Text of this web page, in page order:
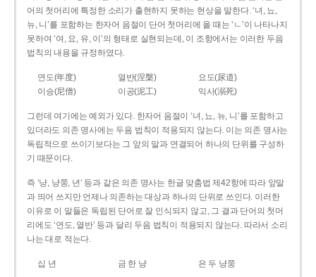
어의 첫머리에 특정한 소리가 출현하지 못하는 현상을 말한다. ‘녀, 뇨,
뉴, 니’를 포함하는 한자어 음절이 단어 첫머리에 올 때는 ‘ㄴ’이 나타나지
못하여 ‘여, 요, 유, 이’의 형태로 실현되는데, 이 조항에서는 이러한 두음
법칙의 내용을 규정하였다.
연도(年度) 열반(涅槃)
요도(尿道)
이승(尼僧)
이공(泥工) 익사(溺死)
그런데 여기에는 예외가 있다. 한자어 음절이 ‘녀, 뇨, 뉴, 니’를 포함하고
있더라도 의존 명사에는 두음 법칙이 적용되지 않는다. 이는 의존 명사는
독립적으로 쓰이기보다는 그 앞의 말과 연결되어 하나의 단위를 구성하
기 때문이다.
즉 ‘냥, 냥쭝, 년’ 등과 같은 의존 명사는 한글 맞춤법 제42항에 따라 앞말
과 띄어 쓰지만 언제나 의존하는 대상과 하나의 단위로 쓰인다. 이러한
이유로 이 말들은 독립된 단어로 잘 인식되지 않고, 그 결과 단어의 첫머
리에도 ‘연도, 열반’ 등과 달리 두음 법칙이 적용되지 않는다. 따라서 소리
나는 대로 적는다.
십 년 금 한 냥 은 두 냥쭝